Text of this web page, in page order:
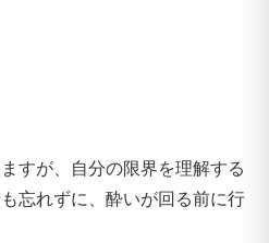
すが、自分の限界を理解する
忘れずに、酔いが回る前に行